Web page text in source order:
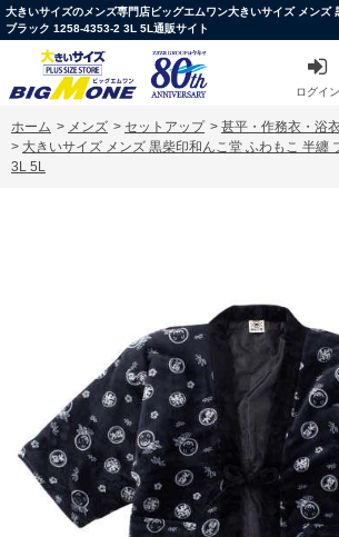
大きいサイズのメンズ専門店ビッグエムワン大きいサイズ メンズ
ブラック 1258-4353-2 3L 5L通販サイト
ログイン
ホーム > メンズ > セットアップ > 甚平・作務衣・浴
> 大きいサイズ メンズ 黒柴印和んこ堂 ふわもこ 半纏
3L 5L